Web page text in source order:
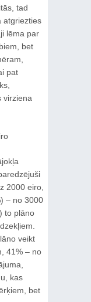
tad
atgriezties
lēma par
bet
pat
virziena
2000 eiro,
– no 3000
to plāno
veikt
41% – no
kas
bet